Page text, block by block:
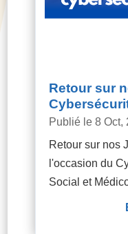
Retour sur
8 Oct,
Retour sur nos
l'occasion du
Social et